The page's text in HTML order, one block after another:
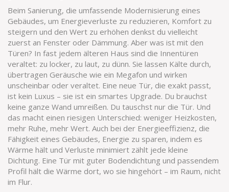
Beim Sanierung, die umfassende Modernisierung eines
Gebäudes, um Energieverluste zu reduzieren, Komfort zu
steigern und den Wert zu erhöhen denkst du vielleicht
zuerst an Fenster oder Dämmung. Aber was ist mit den
Türen? In fast jedem älteren Haus sind die Innentüren
veraltet: zu locker, zu laut, zu dünn. Sie lassen Kälte durch,
übertragen Geräusche wie ein Megafon und wirken
unscheinbar oder veraltet. Eine neue Tür, die exakt passt,
ist kein Luxus – sie ist ein smartes Upgrade. Du brauchst
keine ganze Wand umreißen. Du tauschst nur die Tür. Und
das macht einen riesigen Unterschied: weniger Heizkosten,
mehr Ruhe, mehr Wert. Auch bei der Energieeffizienz, die
Fähigkeit eines Gebäudes, Energie zu sparen, indem es
Wärme hält und Verluste minimiert zählt jede kleine
Dichtung. Eine Tür mit guter Bodendichtung und passendem
Profil hält die Wärme dort, wo sie hingehört – im Raum, nicht
im Flur.